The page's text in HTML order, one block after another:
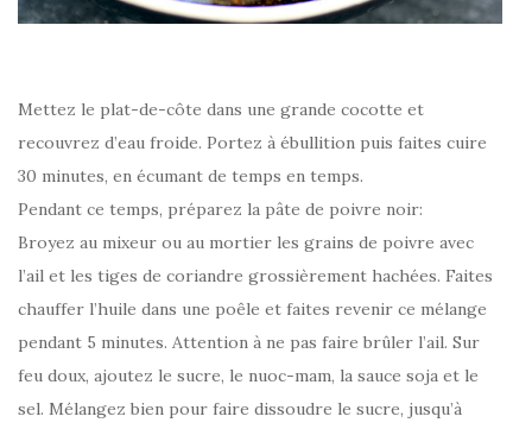
Mettez le plat-de-côte dans une grande cocotte et
recouvrez d’eau froide. Portez à ébullition puis faites cuire
30 minutes, en écumant de temps en temps.
Pendant ce temps, préparez la pâte de poivre noir:
Broyez au mixeur ou au mortier les grains de poivre avec
l’ail et les tiges de coriandre grossièrement hachées. Faites
chauffer l’huile dans une poêle et faites revenir ce mélange
pendant 5 minutes. Attention à ne pas faire brûler l’ail. Sur
feu doux, ajoutez le sucre, le nuoc-mam, la sauce soja et le
sel. Mélangez bien pour faire dissoudre le sucre, jusqu’à